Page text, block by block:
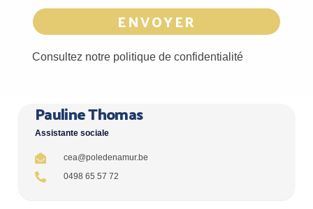
ENVOYER
Consultez notre politique de confidentialité
Pauline Thomas
Assistante sociale
cea@poledenamur.be
0498 65 57 72